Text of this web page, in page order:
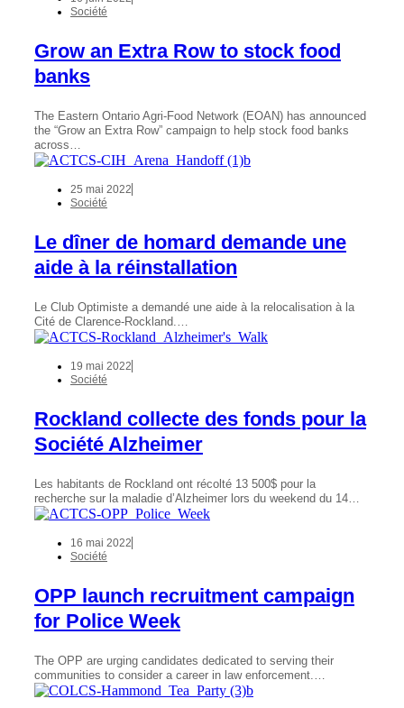
Société
Grow an Extra Row to stock food
banks
The Eastern Ontario Agri-Food Network (EOAN) has announced
the “Grow an Extra Row” campaign to help stock food banks
across…
25 mai 2022
Société
Le dîner de homard demande une
aide à la réinstallation
Le Club Optimiste a demandé une aide à la relocalisation à la
Cité de Clarence-Rockland.…
19 mai 2022
Société
Rockland collecte des fonds pour la
Société Alzheimer
Les habitants de Rockland ont récolté 13 500$ pour la
recherche sur la maladie d’Alzheimer lors du weekend du 14…
16 mai 2022
Société
OPP launch recruitment campaign
for Police Week
The OPP are urging candidates dedicated to serving their
communities to consider a career in law enforcement.…